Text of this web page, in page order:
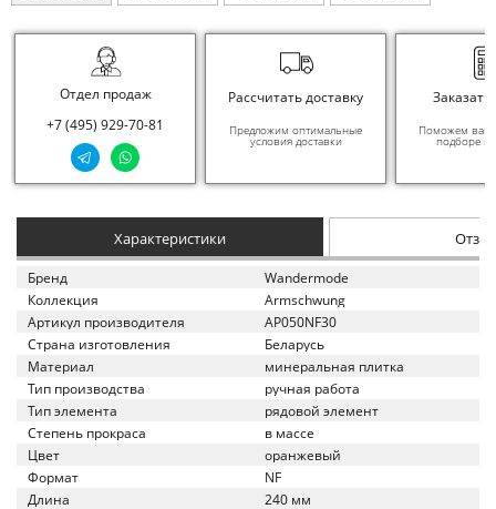
Отдел продаж
+7 (495) 929-70-81
Рассчитать доставку
Предложим оптимальные
условия доставки
Заказать
Поможем вам
подборе
Характеристики
Бренд
Wandermode
Коллекция
Armschwung
Артикул производителя
AP050NF30
Страна изготовления
Беларусь
Материал
минеральная плитка
Тип производства
ручная работа
Тип элемента
рядовой элемент
Степень прокраса
в массе
Цвет
оранжевый
Формат
NF
Длина
240 мм